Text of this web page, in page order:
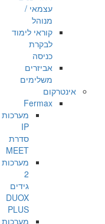
עצמאי /
מנוהל
קוראי לימוד
לבקרת
כניסה
אביזרים
משלימים
אינטרקום
Fermax
מערכות
IP
סדרת
MEET
מערכות
2
גידים
DUOX
PLUS
מערכות